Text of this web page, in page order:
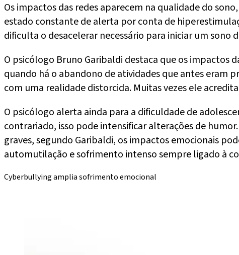
Os impactos das redes aparecem na qualidade do
estado constante de alerta por conta de
dificulta o desacelerar necessário para iniciar um sono
O psicólogo Bruno Garibaldi destaca que os impactos
quando há o abandono de atividades que antes eram
com uma realidade distorcida. Muitas vezes ele
O psicólogo alerta ainda para a dificuldade de
contrariado, isso pode intensificar alterações de
graves, segundo Garibaldi, os impactos emocionais
automutilação e sofrimento intenso sempre ligado à
Cyberbullying amplia sofrimento emocional